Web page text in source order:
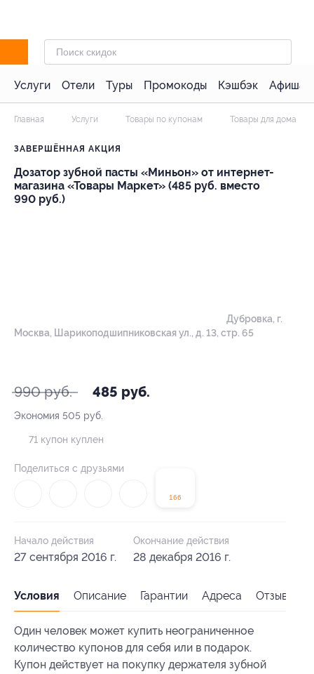
Услуги Отели Туры Промокоды Кэшбэк Афиша
Главная Услуги Товары по купонам Товары для дома
ЗАВЕРШЁННАЯ АКЦИЯ
Дозатор зубной пасты «Миньон» от интернет-
магазина «Товары Маркет» (485 руб. вместо
990 руб.)
Дубровка, г.
Москва, Шарикоподшипниковская ул., д. 13, стр. 65
990 руб. 485 руб.
Экономия 505 руб.
166
71 купон куплен
Поделиться с друзьями
Начало действия
27 сентября 2016 г.
Окончание действия
28 декабря 2016 г.
Условия Описание Гарантии Адреса Отзывы
Один человек может купить неограниченное
количество купонов для себя или в подарок.
Купон действует на покупку держателя зубной